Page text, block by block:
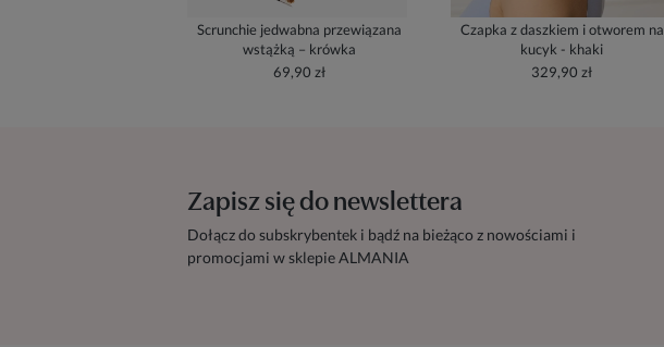
Scrunchie jedwabna przewiązana
wstążką – krówka
69,90 zł
Czapka z daszkiem i otworem na
kucyk - khaki
329,90 zł
Zapisz się do newslettera
Dołącz do subskrybentek i bądź na bieżąco z nowościami i
promocjami w sklepie ALMANIA